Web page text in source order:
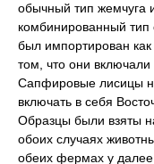
обычный тип жемчуга
комбинированный
был импортирован
том, что они
Сапфировые лисицы
включать в себя
Образцы были взяты
обоих случаях
обеих фермах у